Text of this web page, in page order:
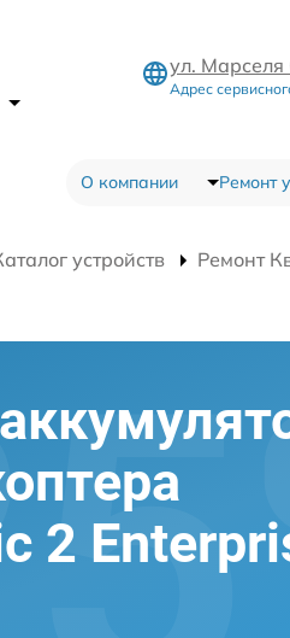
ул.
Адрес
О компании Ремонт
устройств Ремонт
2